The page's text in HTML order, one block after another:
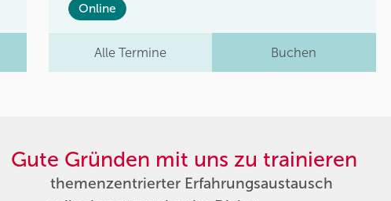
Online
Alle Termine Buchen
Gute Gründen mit uns zu trainieren
themenzentrierter Erfahrungsaustausch